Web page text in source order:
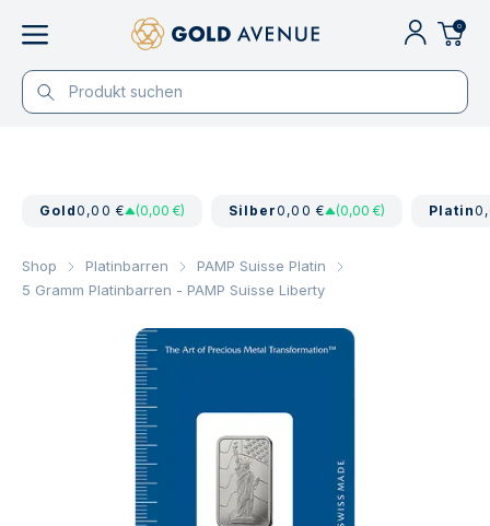
0
Gold0,00 € (0,00 €) Silber0,00 € (0,00 €) Platin
Shop Platinbarren
PAMP Suisse Platin
5 Gramm Platinbarren - PAMP Suisse Liberty